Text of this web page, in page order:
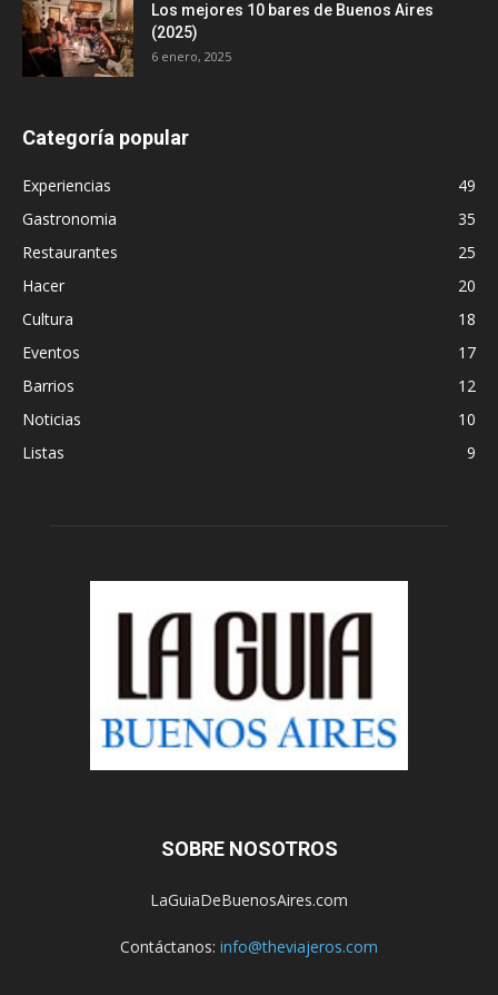
Los mejores 10 bares de Buenos Aires
(2025)
6 enero, 2025
Categoría popular
Experiencias
49
Gastronomia
35
Restaurantes
25
Hacer
20
Cultura
18
Eventos
17
Barrios
12
Noticias
10
Listas
9
SOBRE NOSOTROS
LaGuiaDeBuenosAires.com
Contáctanos: info@theviajeros.com